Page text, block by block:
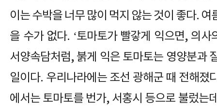
이는 수박을 너무 많이 먹지 않는 것이 좋다.
을 수가 없다. ‘토마토가 빨갛게 익으면, 의사
서양속담처럼, 붉게 익은 토마토는 영양분과
일이다. 우리나라에는 조선 광해군 때 전해졌
에서는 토마토를 번가, 서홍시 등으로 불렀는